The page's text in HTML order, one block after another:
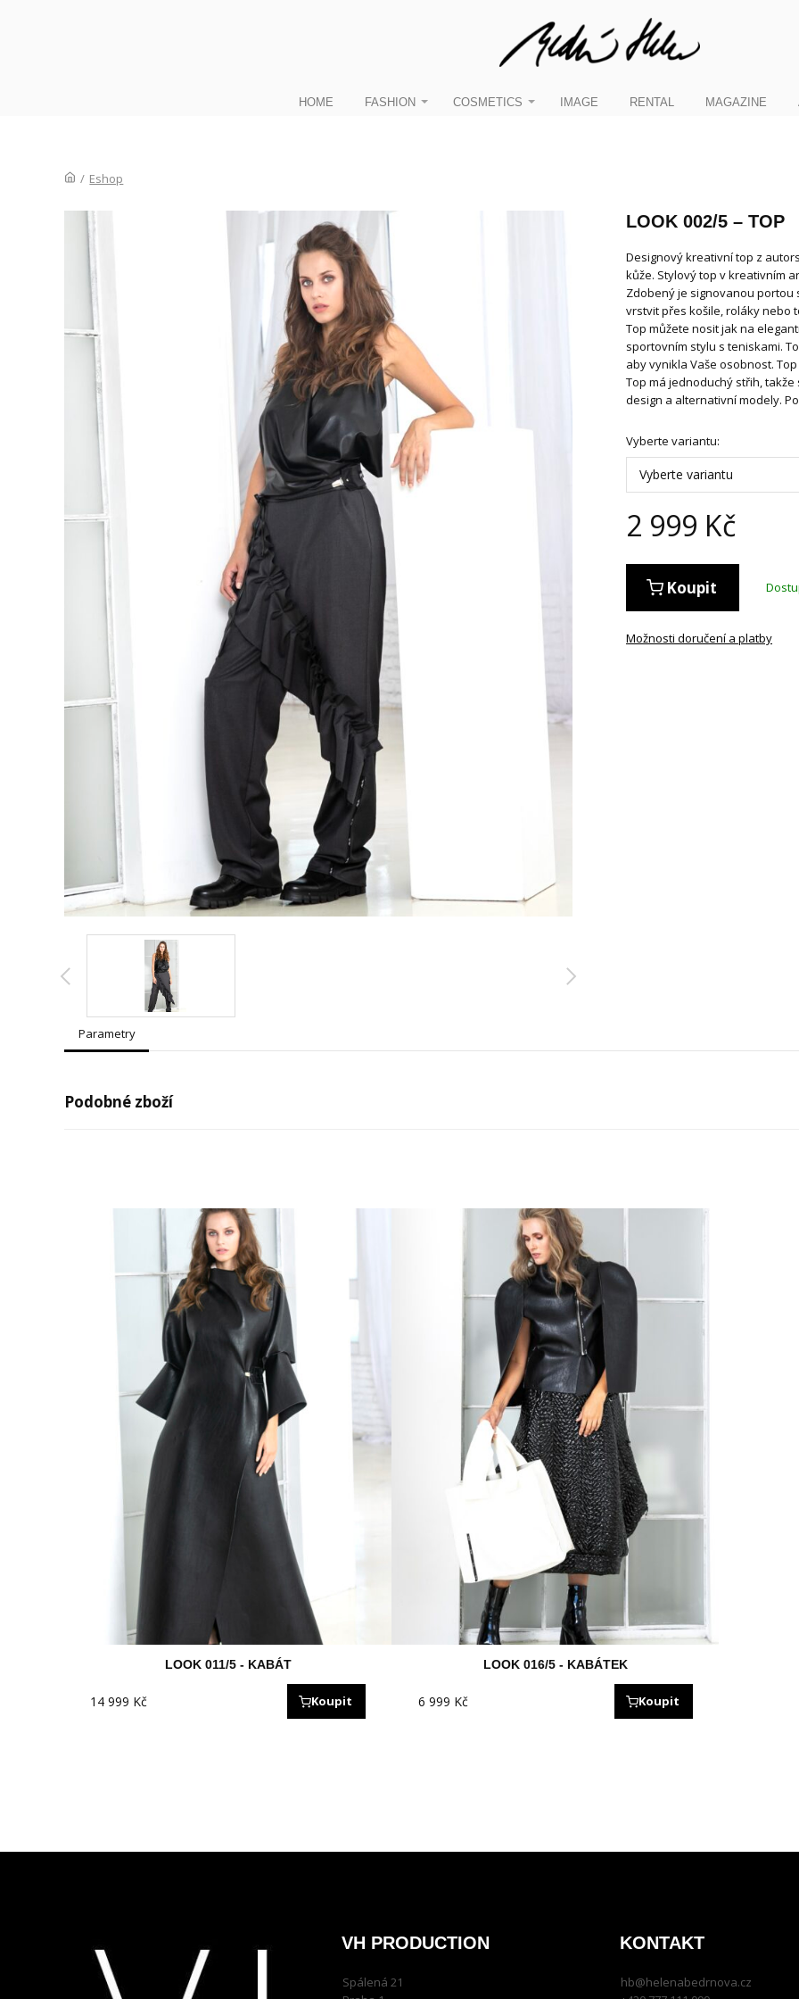
HOME FASHION COSMETICS IMAGE RENTAL MAGAZINE
/ Eshop
LOOK 002/5 – TOP
Designový kreativní top z
kůže. Stylový top v kreativním
Zdobený je signovanou portou
vrstvit přes košile, roláky nebo
Top můžete nosit jak na
sportovním stylu s teniskami.
aby vynikla Vaše osobnost.
Top má jednoduchý střih,
design a alternativní modely.
Vyberte variantu:
Vyberte variantu
2 999 Kč
Koupit
Možnosti doručení a platby
Parametry
Podobné zboží
LOOK 011/5 - KABÁT
14 999 Kč Koupit
LOOK 016/5 - KABÁTEK
6 999 Kč Koupit
VH PRODUCTION
Spálená 21
KONTAKT
hb@helenabedrnova.cz